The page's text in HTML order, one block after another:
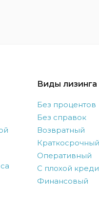
Виды лизинга
Без процентов
Без справок
Возвратный
Краткосрочный
Оперативный
С плохой
Финансовый